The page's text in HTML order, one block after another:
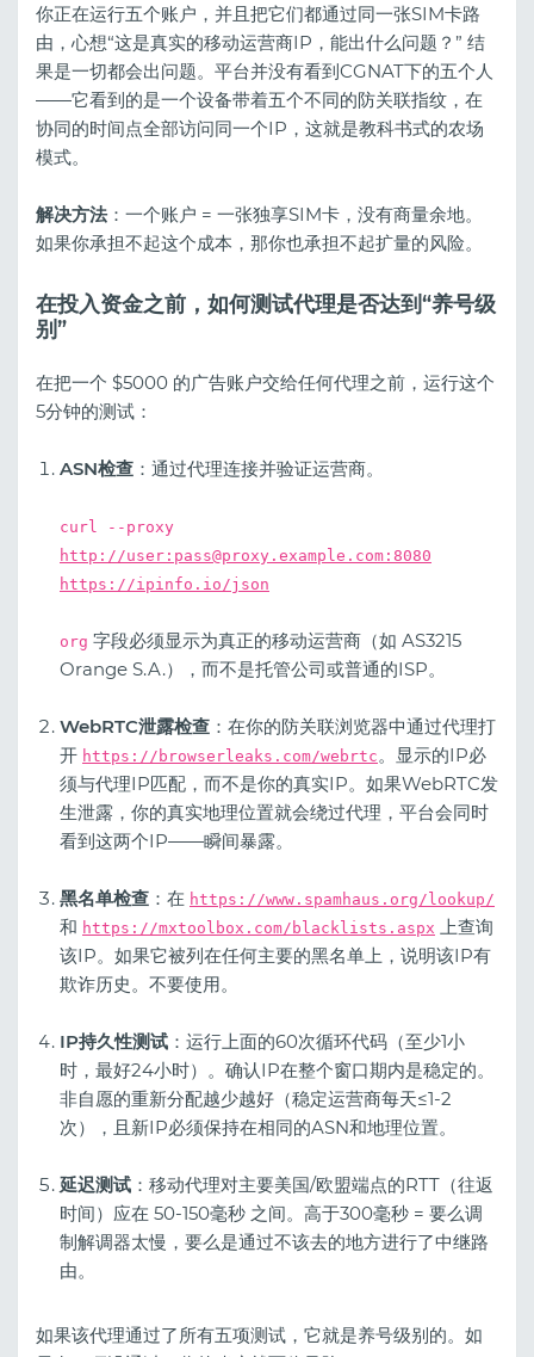
你正在运行五个账户，并且把它们都通过同一张SIM卡路
由，心想“这是真实的移动运营商IP，能出什么问题？” 结
果是一切都会出问题。平台并没有看到CGNAT下的五个人
——它看到的是一个设备带着五个不同的防关联指纹，在
协同的时间点全部访问同一个IP，这就是教科书式的农场
模式。
解决方法：一个账户 = 一张独享SIM卡，没有商量余地。
如果你承担不起这个成本，那你也承担不起扩量的风险。
在投入资金之前，如何测试代理是否达到“养号级
别”
在把一个 $5000 的广告账户交给任何代理之前，运行这个
5分钟的测试：
ASN检查 ：通过代理连接并验证运营商。
curl --proxy
http://user: pass@proxy.example.com :8080
https://ipinfo.io/json
org 字段必须显示为真正的移动运营商（如 AS3215
Orange S.A.），而不是托管公司或普通的ISP。
WebRTC泄露检查 ：在你的防关联浏览器中通过代理打
开 https://browserleaks.com/webrtc 。显示的IP必
须与代理IP匹配，而不是你的真实IP。如果WebRTC发
生泄露，你的真实地理位置就会绕过代理，平台会同时
看到这两个IP——瞬间暴露。
黑名单检查 ：在 https://www.spamhaus.org/lookup/
和 https://mxtoolbox.com/blacklists.aspx
上查询
该IP。如果它被列在任何主要的黑名单上，说明该IP有
欺诈历史。不要使用。
IP持久性测试 ：运行上面的60次循环代码（至少1小
时，最好24小时）。确认IP在整个窗口期内是稳定的。
非自愿的重新分配越少越好（稳定运营商每天≤1-2
次），且新IP必须保持在相同的ASN和地理位置。
延迟测试 ：移动代理对主要美国/欧盟端点的RTT（往返
时间）应在 50-150毫秒 之间。高于300毫秒 = 要么调
制解调器太慢，要么是通过不该去的地方进行了中继路
由。
如果该代理通过了所有五项测试，它就是养号级别的。如